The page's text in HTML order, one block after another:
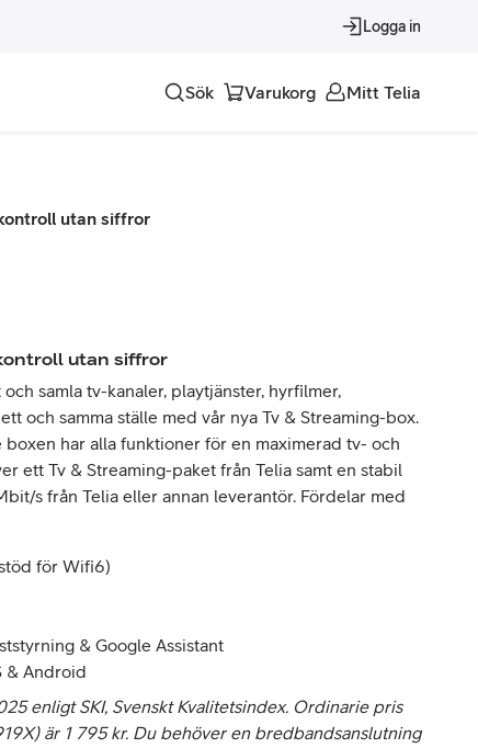
Logga in
Alla tjänster
Roaming – samtal och surf i utlandet
Sök Varukorg Mitt Telia
utan siffror
utan siffror
samla tv-kanaler, playtjänster, hyrfilmer,
och samma ställe med vår nya Tv & Streaming-box.
har alla funktioner för en maximerad tv- och
ett Tv & Streaming-paket från Telia samt en stabil
s från Telia eller annan leverantör. Fördelar med
för Wifi6)
& Google Assistant
& Android
enligt SKI, Svenskt Kvalitetsindex. Ordinarie pris
är 1 795 kr. Du behöver en bredbandsanslutning